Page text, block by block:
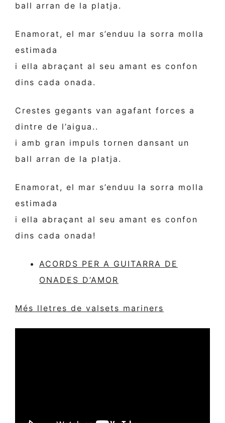
ball arran de la platja.
Enamorat, el mar s’enduu la sorra molla
estimada
i ella abraçant al seu amant es confon
dins cada onada.
Crestes gegants van agafant forces a
dintre de l’aigua..
i amb gran impuls tornen dansant un
ball arran de la platja.
Enamorat, el mar s’enduu la sorra molla
estimada
i ella abraçant al seu amant es confon
dins cada onada!
ACORDS PER A GUITARRA DE
ONADES D’AMOR
Més lletres de valsets mariners